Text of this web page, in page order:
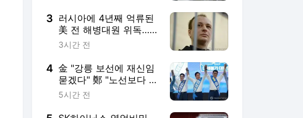
3 러시아에 4년째 억류된
美 전 해병대원 위독…
美 "깊이 우려"
3시간 전
4 金 "강릉 보선에 재신임
묻겠다" 鄭 "노선보다 의
리가 중요"
5시간 전